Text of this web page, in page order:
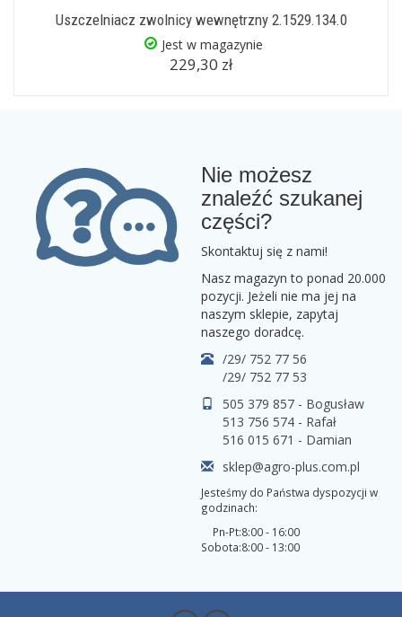
Uszczelniacz zwolnicy wewnętrzny 2.1529.134.0
Jest w magazynie
229,30 zł
Nie możesz
znaleźć szukanej
części?
Skontaktuj się z nami!
Nasz magazyn to ponad 20.000
pozycji. Jeżeli nie ma jej na
naszym sklepie, zapytaj
naszego doradcę.
/29/ 752 77 56
/29/ 752 77 53
505 379 857 - Bogusław
513 756 574 - Rafał
516 015 671 - Damian
sklep@agro-plus.com.pl
Jesteśmy do Państwa dyspozycji w
godzinach:
Pn-Pt:
Sobota:
8:00 - 16:00
8:00 - 13:00